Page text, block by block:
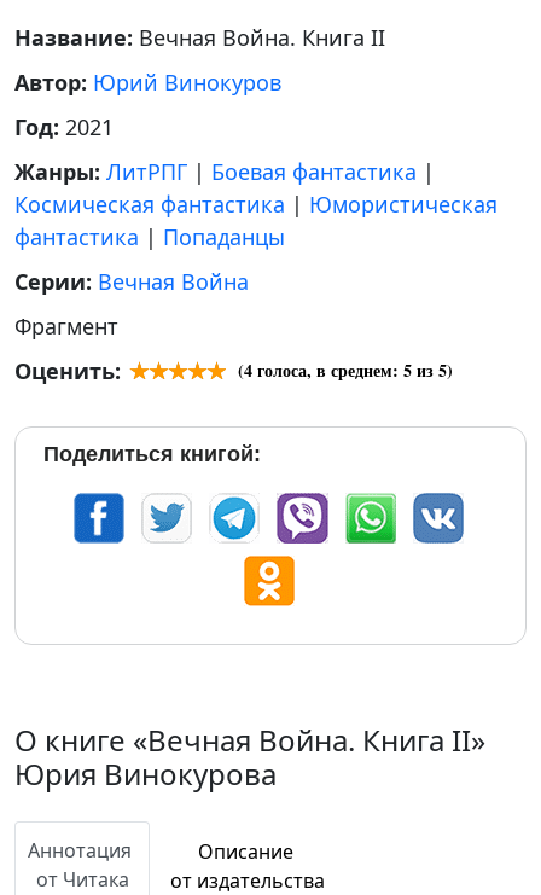
Название: Вечная Война. Книга II
Автор: Юрий Винокуров
Год: 2021
Жанры: ЛитРПГ | Боевая фантастика |
Космическая фантастика | Юмористическая
фантастика | Попаданцы
Серии: Вечная Война
Фрагмент
Оценить:
(4голоса, в среднем: 5из 5)
Поделиться книгой:
О книге «Вечная Война. Книга II»
Юрия Винокурова
Аннотация
от Читака
Описание
от издательства